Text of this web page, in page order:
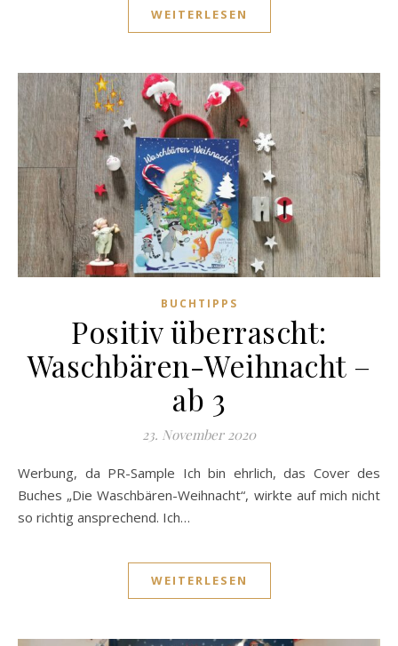
WEITERLESEN
BUCHTIPPS
Positiv überrascht:
Waschbären-Weihnacht –
ab 3
23. November 2020
Werbung, da PR-Sample Ich bin ehrlich, das Cover des
Buches „Die Waschbären-Weihnacht“, wirkte auf mich nicht
so richtig ansprechend. Ich…
WEITERLESEN